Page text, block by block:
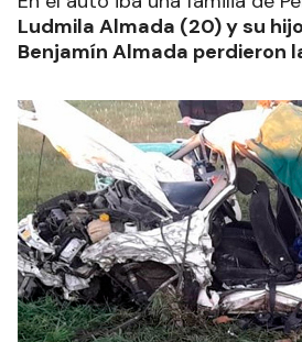
Ludmila Almada (20) y su
Benjamín Almada perdieron